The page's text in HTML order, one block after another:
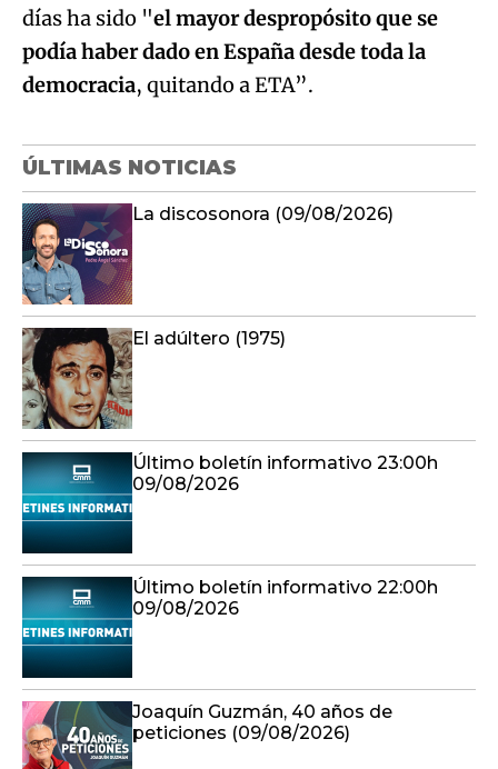
días ha sido "el mayor despropósito que se
podía haber dado en España desde toda la
democracia, quitando a ETA”.
ÚLTIMAS NOTICIAS
La discosonora (09/08/2026)
El adúltero (1975)
Último boletín informativo 23:00h
09/08/2026
Último boletín informativo 22:00h
09/08/2026
Joaquín Guzmán, 40 años de
peticiones (09/08/2026)